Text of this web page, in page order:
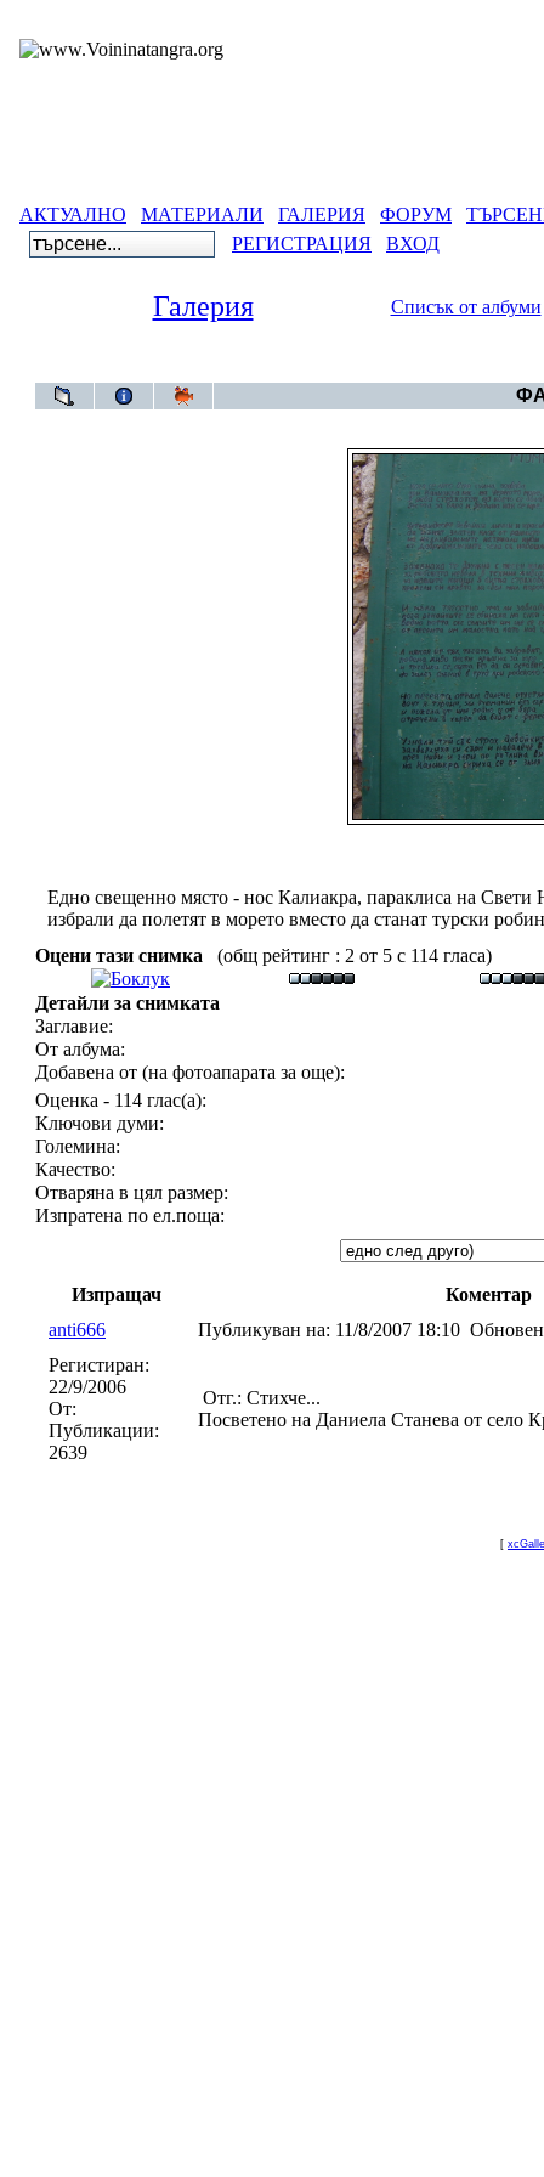
АКТУАЛНО МАТЕРИАЛИ ГАЛЕРИЯ ФОРУМ
РЕГИСТРАЦИЯ
ВХОД
Галерия Списък от албуми
Едно свещенно място - нос Калиакра, параклиса на Свети
избрали да полетят в морето вместо да станат турски
Оцени тази снимка
(общ рейтинг : 2 от 5 с 114 гласа)
Детайли за снимката
Заглавие:
От албума:
Добавена от (на фотоапарата за още):
Оценка - 114 глас(а):
Ключови думи:
Големина:
Качество:
Отваряна в цял размер:
Изпратена по ел.поща:
Изпращач
Коментар
anti666
Публикуван на: 11/8/2007 18:10
Регистиран:
22/9/2006
От:
Публикации:
2639
Отг.: Стихче...
Посветено на Даниела Станева от село
[